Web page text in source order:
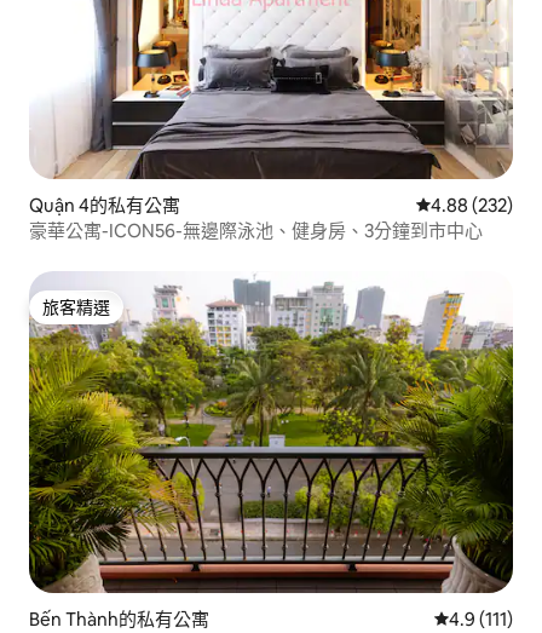
Quận 4的私有公寓 從 232 則評價
4.88 (232)
豪華公寓-ICON56-無邊際泳池、健身房、3分鐘到市中心
旅客精選
旅客精選
Bến Thành的私有公寓 從 111 則評
4.9 (111)